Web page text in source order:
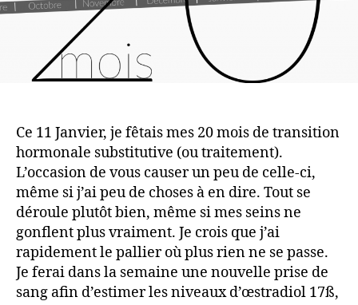
Ce 11 Janvier, je fêtais mes 20 mois de transition
hormonale substitutive (ou traitement).
L’occasion de vous causer un peu de celle-ci,
même si j’ai peu de choses à en dire. Tout se
déroule plutôt bien, même si mes seins ne
gonflent plus vraiment. Je crois que j’ai
rapidement le pallier où plus rien ne se passe.
Je ferai dans la semaine une nouvelle prise de
sang afin d’estimer les niveaux d’œstradiol 17ß,